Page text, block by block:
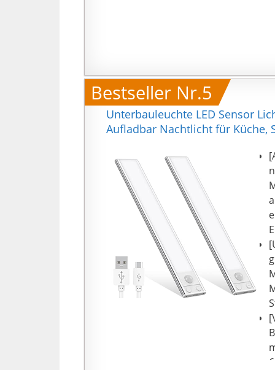
Bestseller Nr.5
Unterbauleuchte LED Sensor
Aufladbar Nachtlicht für Küche,